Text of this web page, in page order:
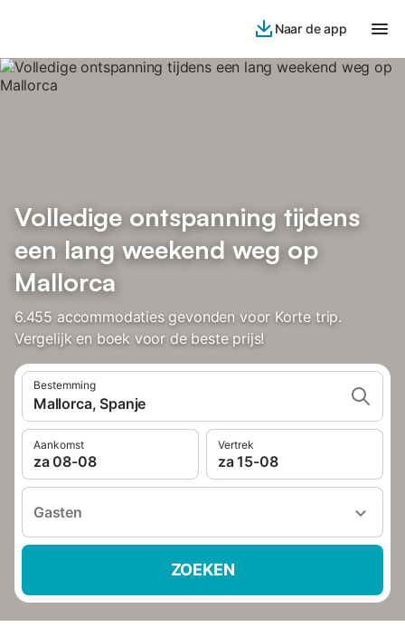
Naar de app
Volledige ontspanning tijdens
een lang weekend weg op
Mallorca
6.455 accommodaties gevonden voor Korte trip.
Vergelijk en boek voor de beste prijs!
Bestemming
Mallorca, Spanje
Aankomst
za 08-08
Vertrek
za 15-08
Gasten
ZOEKEN